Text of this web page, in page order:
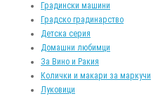
Градински машини
Градско градинарство
Детска серия
Домашни любимци
За Вино и Ракия
Колички и макари за маркучи
Луковици